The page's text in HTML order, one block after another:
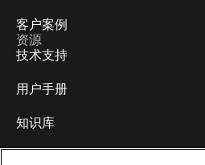
客户案例
资源
技术支持
用户手册
知识库